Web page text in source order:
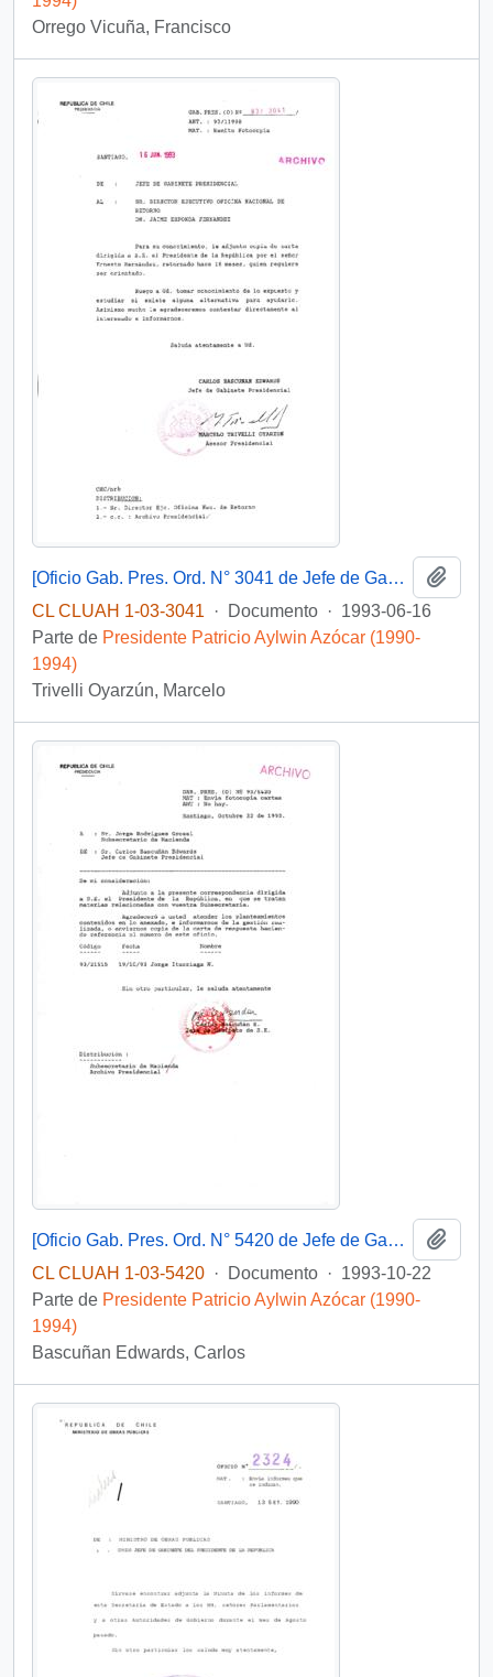
Orrego Vicuña, Francisco
[Oficio Gab. Pres. Ord. N° 3041 de Jefe de Gabinete Presidencial, remite copia de carta que se indica]
CL CLUAH 1-03-3041
· Documento · 1993-06-16
Parte de Presidente Patricio Aylwin Azócar (1990-
1994)
Trivelli Oyarzún, Marcelo
[Oficio Gab. Pres. Ord. N° 5420 de Jefe de Gabinete Presidencial, remite copia de carta que se indica]
CL CLUAH 1-03-5420 · Documento · 1993-10-22
Parte de Presidente Patricio Aylwin Azócar (1990-
1994)
Bascuñan Edwards, Carlos